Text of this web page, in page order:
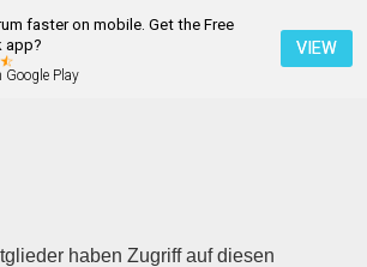
faster on mobile. Get the Free
app?
Google Play
VIEW
Einloggen
haben Zugriff auf diesen